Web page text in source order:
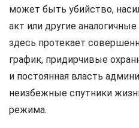
может быть убийство,
акт или другие
здесь протекает
график, придирчивые
и постоянная власть
неизбежные спутники
режима.